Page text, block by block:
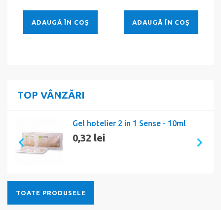
ADAUGĂ ÎN COŞ ADAUGĂ ÎN COŞ
TOP VÂNZĂRI
Gel hotelier 2 in 1 Sense - 10ml
0,32 lei
TOATE PRODUSELE